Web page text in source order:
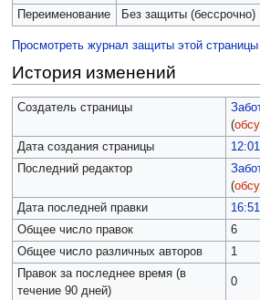
Переименование
Без защиты (бессрочно)
Просмотреть журнал защиты этой страницы
История изменений
Создатель страницы
(
Дата создания страницы
Последний редактор
(
Дата последней правки
Общее число правок
6
Общее число различных авторов
1
Правок за последнее время (в
течение 90 дней)
0